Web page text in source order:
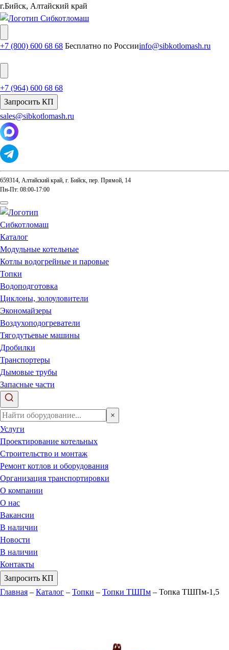
г.Бийск, Алтайский край
+7 (800) 600 68 68 Бесплатно по Россииinfo@sibkotlomash.ru
+7 (964) 600 68 68
Запросить КП
sales@sibkotlomash.ru
659314, Алтайский край, г. Бийск, пер. Прямой, 14
Пн-Пт: 08:00-17:00
Каталог
Модульные котельные
Котлы водогрейные и паровые
Топки
Водоподготовка
Циклоны, золоуловители
Экономайзеры
Воздухоподогреватели
Тягодутьевые машины
Дробилки
Транспортеры
Дымовые трубы
Запасные части
×
Услуги
Проектирование котельных
Строительство и монтаж
Ремонт котлов и оборудования
Организация транспортировки
О компании
О нас
Вакансии
В наличии
Новости
В наличии
Контакты
Запросить КП
Главная – Каталог – Топки – Топки ТШПм – Топка ТШПм-1,5